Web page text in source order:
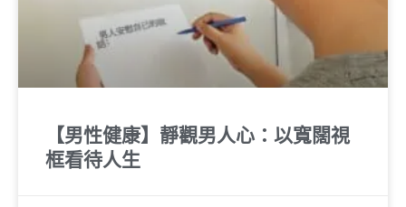
【男性健康】靜觀男人心：以寬闊視
框看待人生